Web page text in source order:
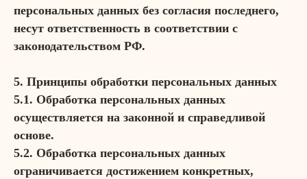
персональных данных без согласия последнего,
несут ответственность в соответствии с
законодательством РФ.
5. Принципы обработки персональных данных
5.1. Обработка персональных данных
осуществляется на законной и справедливой
основе.
5.2. Обработка персональных данных
ограничивается достижением конкретных,